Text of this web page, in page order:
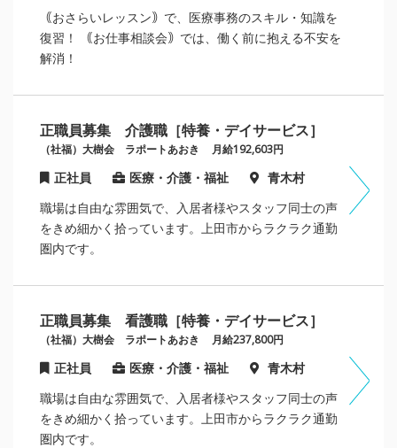
｟おさらいレッスン｠で、医療事務のスキル・知識を
復習！ ｟お仕事相談会｠では、働く前に抱える不安を
解消！
正職員募集 介護職［特養・デイサービス］
（社福）大樹会 ラポートあおき 月給192,603円
正社員 医療・介護・福祉 青木村
職場は自由な雰囲気で、入居者様やスタッフ同士の声
をきめ細かく拾っています。上田市からラクラク通勤
圏内です。
正職員募集 看護職［特養・デイサービス］
（社福）大樹会 ラポートあおき 月給237,800円
正社員 医療・介護・福祉 青木村
職場は自由な雰囲気で、入居者様やスタッフ同士の声
をきめ細かく拾っています。上田市からラクラク通勤
圏内です。